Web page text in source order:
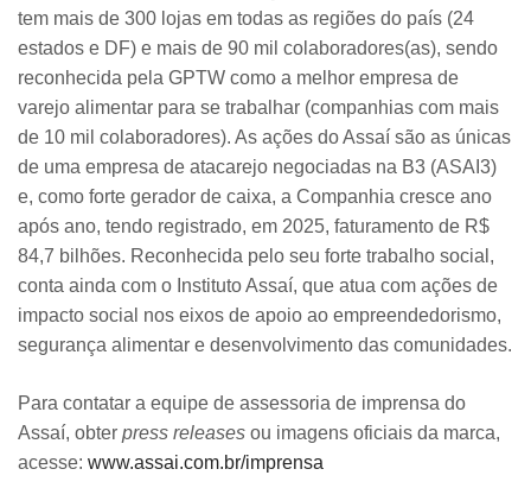
tem mais de 300 lojas em todas as regiões do país (24
estados e DF) e mais de 90 mil colaboradores(as), sendo
reconhecida pela GPTW como a melhor empresa de
varejo alimentar para se trabalhar (companhias com mais
de 10 mil colaboradores). As ações do Assaí são as únicas
de uma empresa de atacarejo negociadas na B3 (ASAI3)
e, como forte gerador de caixa, a Companhia cresce ano
após ano, tendo registrado, em 2025, faturamento de R$
84,7 bilhões. Reconhecida pelo seu forte trabalho social,
conta ainda com o Instituto Assaí, que atua com ações de
impacto social nos eixos de apoio ao empreendedorismo,
segurança alimentar e desenvolvimento das comunidades.
Para contatar a equipe de assessoria de imprensa do
Assaí, obter press releases ou imagens oficiais da marca,
acesse: www.assai.com.br/imprensa